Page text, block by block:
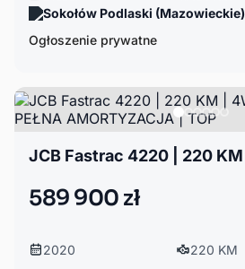
Sokołów Podlaski (Mazowieckie)
Ogłoszenie prywatne
589 900 zł
2020
220 KM